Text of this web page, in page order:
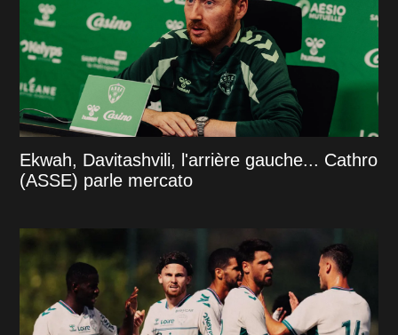
Ekwah, Davitashvili, l'arrière gauche... Cathro
(ASSE) parle mercato